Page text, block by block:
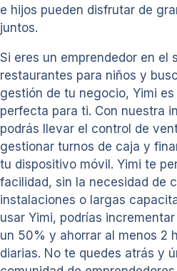
e hijos pueden disfrutar de
juntos.
Si eres un emprendedor en el
restaurantes para niños y
gestión de tu negocio, Yimi
perfecta para ti. Con nuestra
podrás llevar el control de
gestionar turnos de caja y
tu dispositivo móvil. Yimi te
facilidad, sin la necesidad de
instalaciones o largas
usar Yimi, podrías
un 50% y ahorrar al menos 2
diarias. No te quedes atrás y